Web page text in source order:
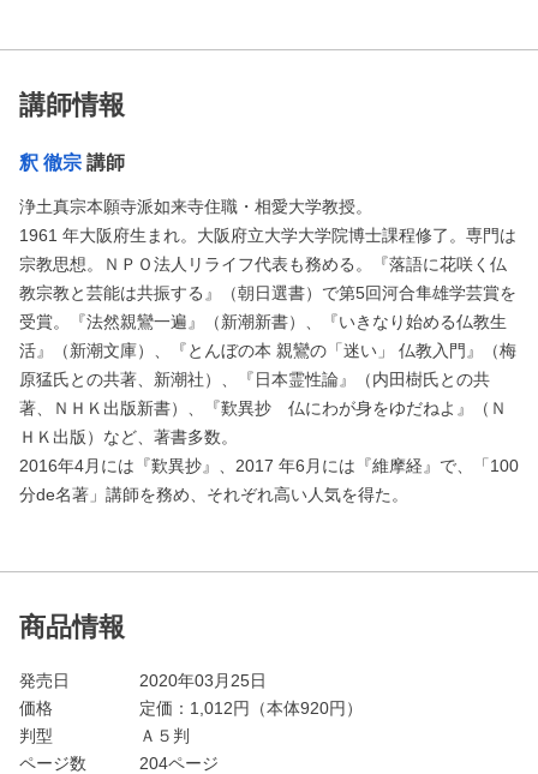
講師情報
釈 徹宗 講師
浄土真宗本願寺派如来寺住職・相愛大学教授。
1961 年大阪府生まれ。大阪府立大学大学院博士課程修了。専門は
宗教思想。ＮＰＯ法人リライフ代表も務める。『落語に花咲く仏
教宗教と芸能は共振する』（朝日選書）で第5回河合隼雄学芸賞を
受賞。『法然親鸞一遍』（新潮新書）、『いきなり始める仏教生
活』（新潮文庫）、『とんぼの本 親鸞の「迷い」 仏教入門』（梅
原猛氏との共著、新潮社）、『日本霊性論』（内田樹氏との共
著、ＮＨＫ出版新書）、『歎異抄 仏にわが身をゆだねよ』（Ｎ
ＨＫ出版）など、著書多数。
2016年4月には『歎異抄』、2017 年6月には『維摩経』で、「100
分de名著」講師を務め、それぞれ高い人気を得た。
商品情報
発売日
2020年03月25日
価格
定価： 1,012円（本体920円）
判型
Ａ５判
ページ数
204ページ